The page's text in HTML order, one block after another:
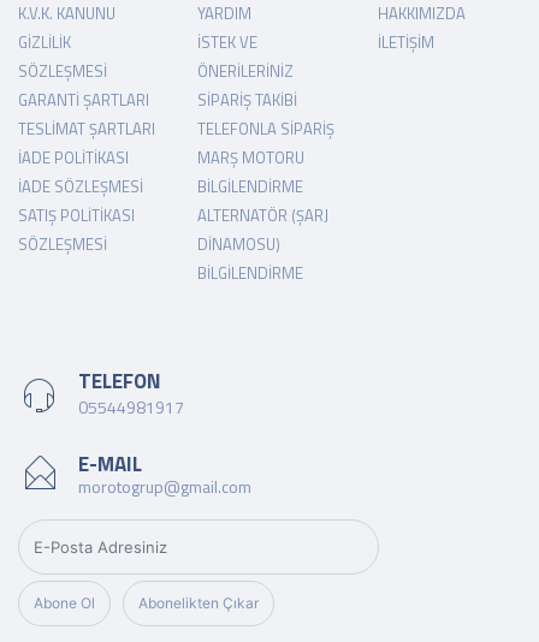
K.V.K. KANUNU
GIZLILIK
SÖZLEŞMESI
GARANTI ŞARTLARI
TESLIMAT ŞARTLARI
İADE POLITIKASI
İADE SÖZLEŞMESI
SATIŞ POLITIKASI
SÖZLEŞMESI
YARDIM
İSTEK VE
ÖNERILERINIZ
SIPARIŞ TAKIBI
TELEFONLA SIPARIŞ
MARŞ MOTORU
BILGILENDIRME
ALTERNATÖR (ŞARJ
DINAMOSU)
BILGILENDIRME
HAKKIMIZDA
İLETIŞIM
TELEFON
05544981917
E-MAIL
morotogrup@gmail.com
Abone Ol Abonelikten Çıkar